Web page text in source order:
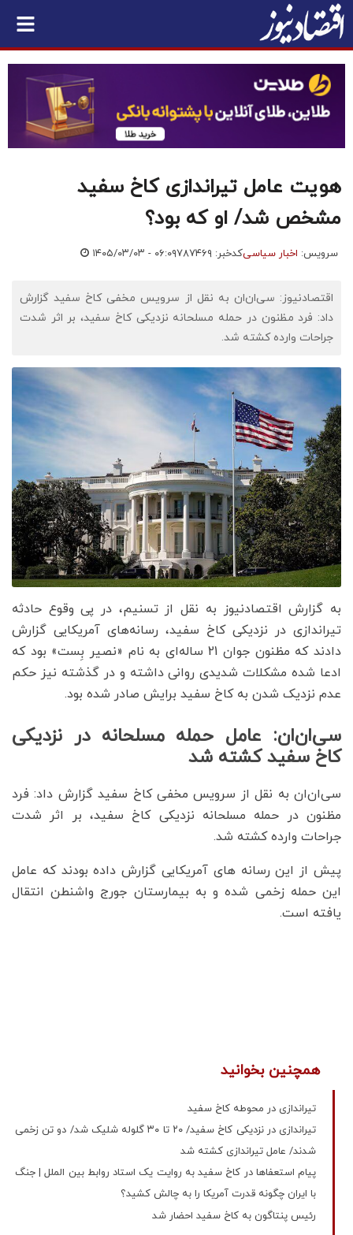
هویت عامل تیراندازی کاخ سفید
مشخص شد/ او که بود؟
سرویس: اخبار سیاسیکدخبر: ۷۸۷۴۶۹ ۱۴۰۵/۰۳/۰۳ - ۰۶:۰۹
اقتصادنیوز: سی‌ان‌ان به نقل از سرویس مخفی کاخ سفید گزارش
داد: فرد مظنون در حمله مسلحانه نزدیکی کاخ سفید، بر اثر شدت
جراحات وارده کشته شد.
به گزارش اقتصادنیوز به نقل از تسنیم، در پی وقوع حادثه
تیراندازی در نزدیکی کاخ سفید، رسانه‌های آمریکایی گزارش
دادند که مظنون جوان 21 ساله‌ای به نام «نصیر بِست» بود که
ادعا شده مشکلات شدیدی روانی داشته و در گذشته نیز حکم
عدم نزدیک شدن به کاخ سفید برایش صادر شده بود.
سی‌ان‌ان: عامل حمله مسلحانه در نزدیکی
کاخ سفید کشته شد
سی‌ان‌ان به نقل از سرویس مخفی کاخ سفید گزارش داد: فرد
مظنون در حمله مسلحانه نزدیکی کاخ سفید، بر اثر شدت
جراحات وارده کشته شد.
پیش از این رسانه های آمریکایی گزارش داده بودند که عامل
این حمله زخمی شده و به بیمارستان جورج واشنطن انتقال
یافته‌ است.
همچنین بخوانید
تیراندازی در محوطه کاخ سفید
تیراندازی در نزدیکی کاخ سفید/ ۲۰ تا ۳۰ گلوله شلیک شد/ دو تن زخمی
شدند/ عامل تیراندازی کشته شد
پیام استعفاها در کاخ سفید به روایت یک استاد روابط بین الملل | جنگ
با ایران چگونه قدرت آمریکا را به چالش کشید؟
رئیس پنتاگون به کاخ سفید احضار شد